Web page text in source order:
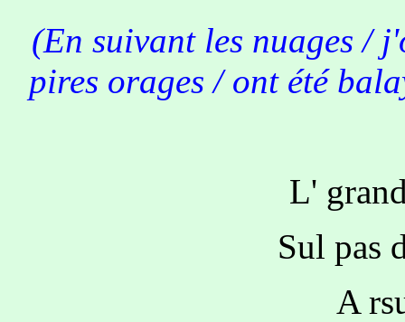
(En suivant les nuages /
pires orages / ont été
L'
Sul pas
A